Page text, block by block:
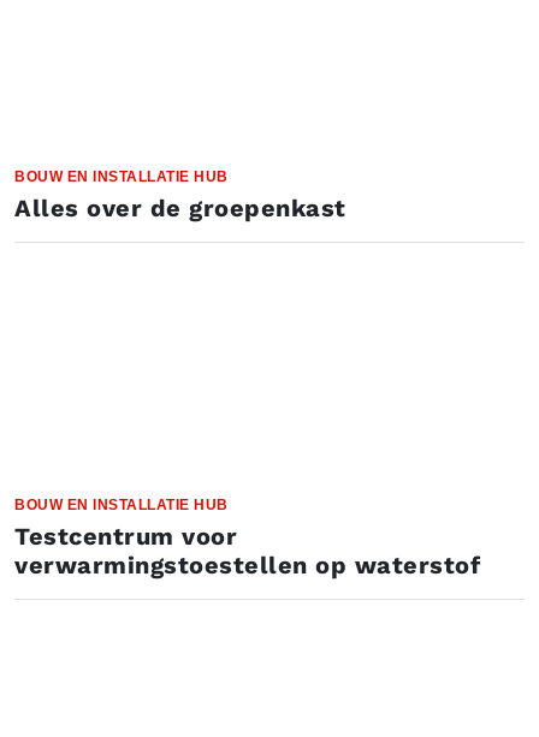
BOUW EN INSTALLATIE HUB
Alles over de groepenkast
BOUW EN INSTALLATIE HUB
Testcentrum voor
verwarmingstoestellen op waterstof